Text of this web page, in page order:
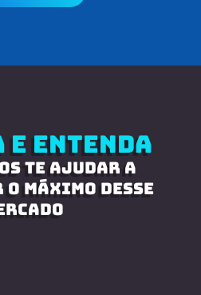
entenda
te ajudar a
máximo desse